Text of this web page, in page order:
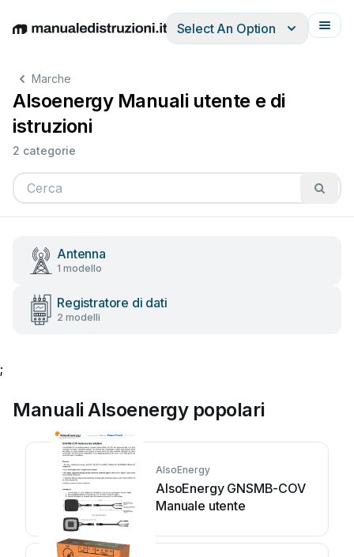
EnglishDeutschEspañolItalianoFrançais
Select An Option
Marche
Alsoenergy Manuali utente e di
istruzioni
2 categorie
Antenna
1 modello
Registratore di dati
2 modelli
;
Manuali Alsoenergy popolari
AlsoEnergy
AlsoEnergy GNSMB-COV
Manuale utente